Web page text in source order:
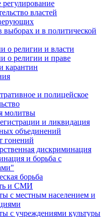
властей
выборах и в политической
о религии и власти
о религии и праве
карантин
и полицейское
молитвы
и ликвидация
объединений
гонений
дискриминация
и борьба с
борьба
и СМИ
с местным населением и
с учреждениями культуры